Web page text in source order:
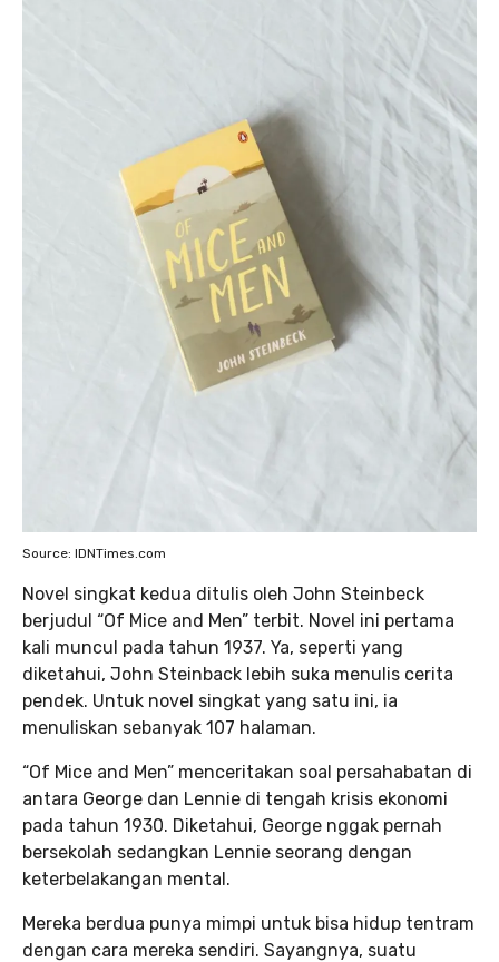
Source: IDNTimes.com
Novel singkat kedua ditulis oleh John Steinbeck
berjudul “Of Mice and Men” terbit. Novel ini pertama
kali muncul pada tahun 1937. Ya, seperti yang
diketahui, John Steinback lebih suka menulis cerita
pendek. Untuk novel singkat yang satu ini, ia
menuliskan sebanyak 107 halaman.
“Of Mice and Men” menceritakan soal persahabatan di
antara George dan Lennie di tengah krisis ekonomi
pada tahun 1930. Diketahui, George nggak pernah
bersekolah sedangkan Lennie seorang dengan
keterbelakangan mental.
Mereka berdua punya mimpi untuk bisa hidup tentram
dengan cara mereka sendiri. Sayangnya, suatu